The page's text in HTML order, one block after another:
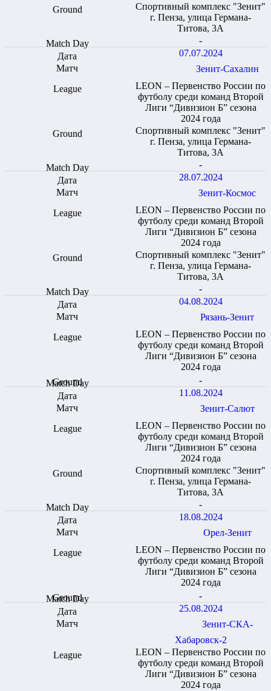
Спортивный комплекс "Зенит"
г. Пенза, улица Германа-
Титова, 3А
-
07.07.2024
Зенит-Сахалин
LEON – Первенство России по
футболу среди команд Второй
Лиги “Дивизион Б” сезона
2024 года
Спортивный комплекс "Зенит"
г. Пенза, улица Германа-
Титова, 3А
-
28.07.2024
Зенит-Космос
LEON – Первенство России по
футболу среди команд Второй
Лиги “Дивизион Б” сезона
2024 года
Спортивный комплекс "Зенит"
г. Пенза, улица Германа-
Титова, 3А
-
04.08.2024
Рязань-Зенит
LEON – Первенство России по
футболу среди команд Второй
Лиги “Дивизион Б” сезона
2024 года
-
11.08.2024
Зенит-Салют
LEON – Первенство России по
футболу среди команд Второй
Лиги “Дивизион Б” сезона
2024 года
Спортивный комплекс "Зенит"
г. Пенза, улица Германа-
Титова, 3А
-
18.08.2024
Орел-Зенит
LEON – Первенство России по
футболу среди команд Второй
Лиги “Дивизион Б” сезона
2024 года
-
25.08.2024
Зенит-СКА-
Хабаровск-2
LEON – Первенство России по
футболу среди команд Второй
Лиги “Дивизион Б” сезона
2024 года